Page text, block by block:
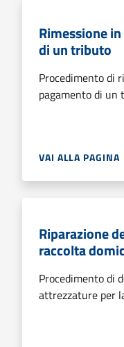
Rimessione
di un tributo
Procedimento di
pagamento di un
VAI ALLA PAGINA
Riparazione
raccolta
Procedimento di
attrezzature per